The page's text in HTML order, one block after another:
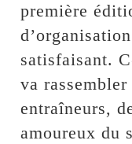
première
satisfaisant.
va
entraîneurs,
amoureux du